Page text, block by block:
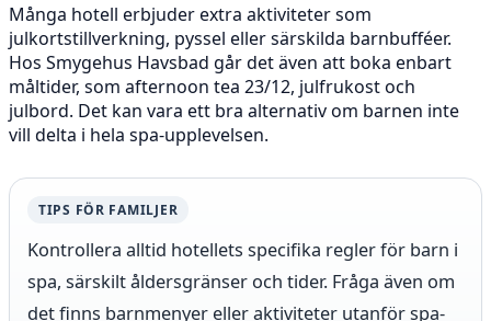
Många hotell erbjuder extra aktiviteter som
julkortstillverkning, pyssel eller särskilda barnbufféer.
Hos Smygehus Havsbad går det även att boka enbart
måltider, som afternoon tea 23/12, julfrukost och
julbord. Det kan vara ett bra alternativ om barnen inte
vill delta i hela spa-upplevelsen.
TIPS FÖR FAMILJER
Kontrollera alltid hotellets specifika regler för barn i
spa, särskilt åldersgränser och tider. Fråga även om
det finns barnmenyer eller aktiviteter utanför spa-